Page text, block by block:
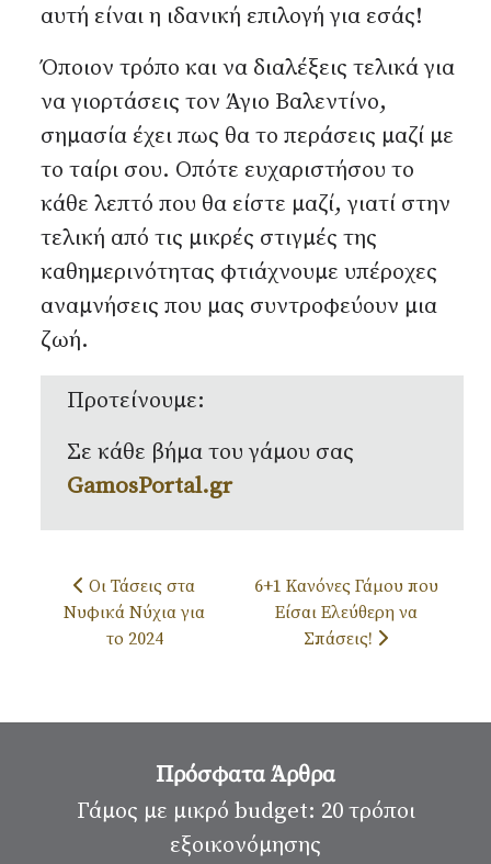
αυτή είναι η ιδανική επιλογή για εσάς!
Όποιον τρόπο και να διαλέξεις τελικά για
να γιορτάσεις τον Άγιο Βαλεντίνο,
σημασία έχει πως θα το περάσεις μαζί με
το ταίρι σου. Οπότε ευχαριστήσου το
κάθε λεπτό που θα είστε μαζί, γιατί στην
τελική από τις μικρές στιγμές της
καθημερινότητας φτιάχνουμε υπέροχες
αναμνήσεις που μας συντροφεύουν μια
ζωή.
Προτείνουμε:
Σε κάθε βήμα του γάμου σας
GamosPortal.gr
Προηγούμενο άρθρο: Οι Τάσεις στα Νυφικά Νύχια
Οι Τάσεις στα
Νυφικά Νύχια για
το 2024
Επόμενο άρθρο: 6+1 Κανόνες
6+1 Κανόνες Γάμου που
Είσαι Ελεύθερη να
Σπάσεις!
Πρόσφατα Άρθρα
Γάμος με μικρό budget: 20 τρόποι
εξοικονόμησης